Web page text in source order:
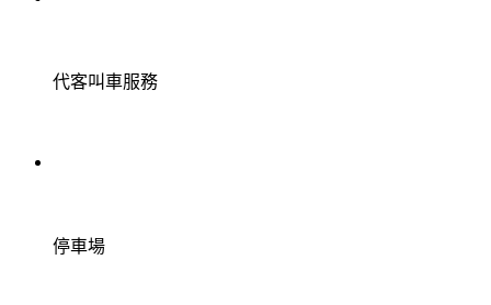
代客叫車服務
停車場